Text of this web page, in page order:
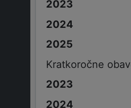
Kratkoročne